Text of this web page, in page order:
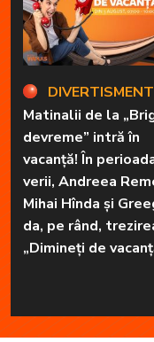
DIVERTISMENT
Matinalii de la
devreme” intră în
vacanță! În
verii, Andreea
Mihai Hînda și
da, pe rând,
„Dimineți de